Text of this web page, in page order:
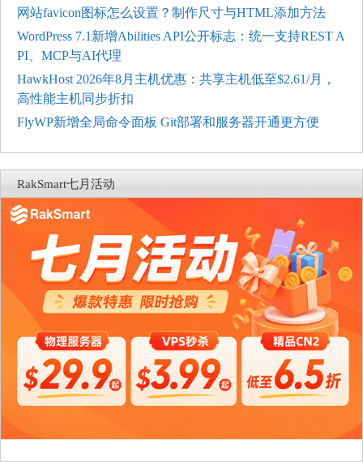
网站favicon图标怎么设置？制作尺寸与HTML添加方法
WordPress 7.1新增Abilities API公开标志：统一支持REST A
PI、MCP与AI代理
HawkHost 2026年8月主机优惠：共享主机低至$2.61/月，
高性能主机同步折扣
FlyWP新增全局命令面板 Git部署和服务器开通更方便
RakSmart七月活动